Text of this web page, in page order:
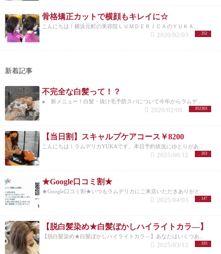
骨格矯正カットで横顔もキレイに☆
こんにちは！横浜元町の美容院ＬＵＭＤＥＲＩＣＡのＹＵＫＡ...
252
2020/02/03
新着記事
不完全な白髪って！？
● 新メニュー！白髪・抜け毛予防スパについて今年からラムデ...
852303
2026/02/08
【当日割】スキャルプケアコース￥8200
こんにちは！ラムデリカYUKAです。本日予約状況にゆとりがあ...
203
2025/06/12
★Google口コミ割★
★Google口コミ割★いつもラムデリカにご来店いただきありがと...
147
2025/04/03
【脱白髪染め★白髪ぼかしハイライトカラ―】
【脱白髪染め★白髪ぼかしハイライトカラ―】あなたはいくつあ...
335
2025/03/12